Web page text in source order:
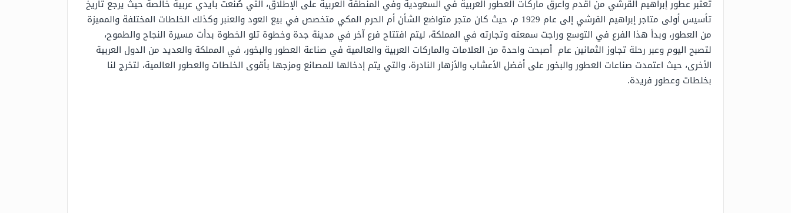
تعتبر عطور إبراهيم القرشي من أقدم وأعرق ماركات العطور العربية في السعودية وفي المنطقة العربية على الإطلاق، التي صُنعت بأيدي عربية خالصة حيث يرجع تاريخ
تأسيس أولى متاجر إبراهيم القرشي إلى عام 1929 م، حيث كان متجر متواضع الشأن أم الحرم المكي متخصص في بيع العود والعنبر وكذلك الخلطات المختلفة والمميزة
من العطور، وبدأ هذا الفرع في التوسع وراجت سمعته وتجارته في المملكة، ليتم افتتاح فرع آخر في مدينة جدة وخطوة تلو الخطوة بدأت مسيرة النجاح والطموح،
لتصبح اليوم وعبر رحلة تجاوز الثمانين عام أصبحت واحدة من العلامات والماركات العربية والعالمية في صناعة العطور والبخور، في المملكة والعديد من الدول العربية
الأخرى، حيث اعتمدت صناعات العطور والبخور على أفضل الأعشاب والأزهار النادرة، والتي يتم إدخالها للمصانع ومزجها بأقوى الخلطات والعطور العالمية، لتخرج لنا
بخلطات وعطور فريدة.